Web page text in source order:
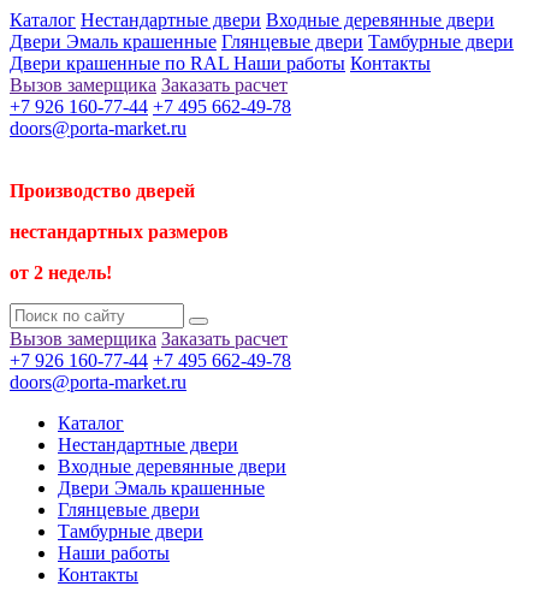
Каталог Нестандартные двери Входные деревянные двери
Двери Эмаль крашенные Глянцевые двери Тамбурные двери
Двери крашенные по RAL Наши работы Контакты
Вызов замерщика Заказать расчет
+7 926 160-77-44 +7 495 662-49-78
doors@porta-market.ru
Производство дверей
нестандартных размеров
от 2 недель!
Вызов замерщика Заказать расчет
+7 926 160-77-44 +7 495 662-49-78
doors@porta-market.ru
Каталог
Нестандартные двери
Входные деревянные двери
Двери Эмаль крашенные
Глянцевые двери
Тамбурные двери
Наши работы
Контакты